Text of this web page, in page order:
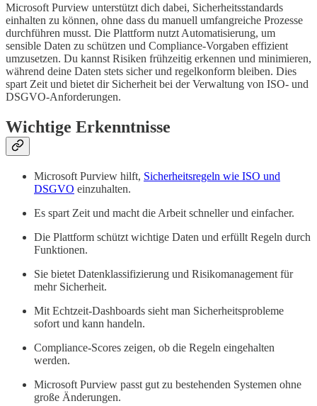
Microsoft Purview unterstützt dich dabei, Sicherheitsstandards
einhalten zu können, ohne dass du manuell umfangreiche Prozesse
durchführen musst. Die Plattform nutzt Automatisierung, um
sensible Daten zu schützen und Compliance-Vorgaben effizient
umzusetzen. Du kannst Risiken frühzeitig erkennen und minimieren,
während deine Daten stets sicher und regelkonform bleiben. Dies
spart Zeit und bietet dir Sicherheit bei der Verwaltung von ISO- und
DSGVO-Anforderungen.
Wichtige Erkenntnisse
Microsoft Purview hilft, Sicherheitsregeln wie ISO und
DSGVO einzuhalten.
Es spart Zeit und macht die Arbeit schneller und einfacher.
Die Plattform schützt wichtige Daten und erfüllt Regeln durch
Funktionen.
Sie bietet Datenklassifizierung und Risikomanagement für
mehr Sicherheit.
Mit Echtzeit-Dashboards sieht man Sicherheitsprobleme
sofort und kann handeln.
Compliance-Scores zeigen, ob die Regeln eingehalten
werden.
Microsoft Purview passt gut zu bestehenden Systemen ohne
große Änderungen.